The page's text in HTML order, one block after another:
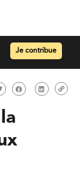
Je contribue